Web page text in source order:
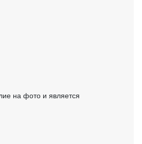
на фото и является